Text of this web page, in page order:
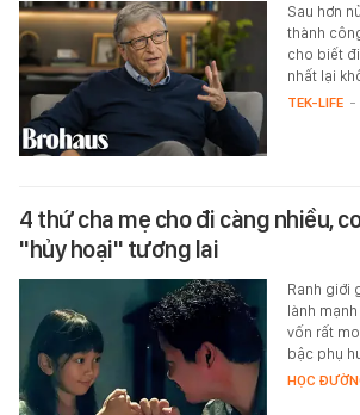
Sau hơn
thành
cho biết
nhất lại
TEK-LIFE -
4 thứ cha mẹ cho đi càng nhiều,
"hủy hoại" tương lai
Ranh giới
lành
vốn rất
bậc phụ
HỌC